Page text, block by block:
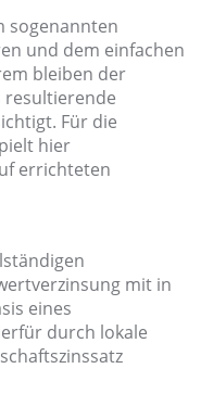
sogenannten
und dem einfachen
bleiben der
resultierende
Für die
hier
errichteten
mit in
eines
durch lokale